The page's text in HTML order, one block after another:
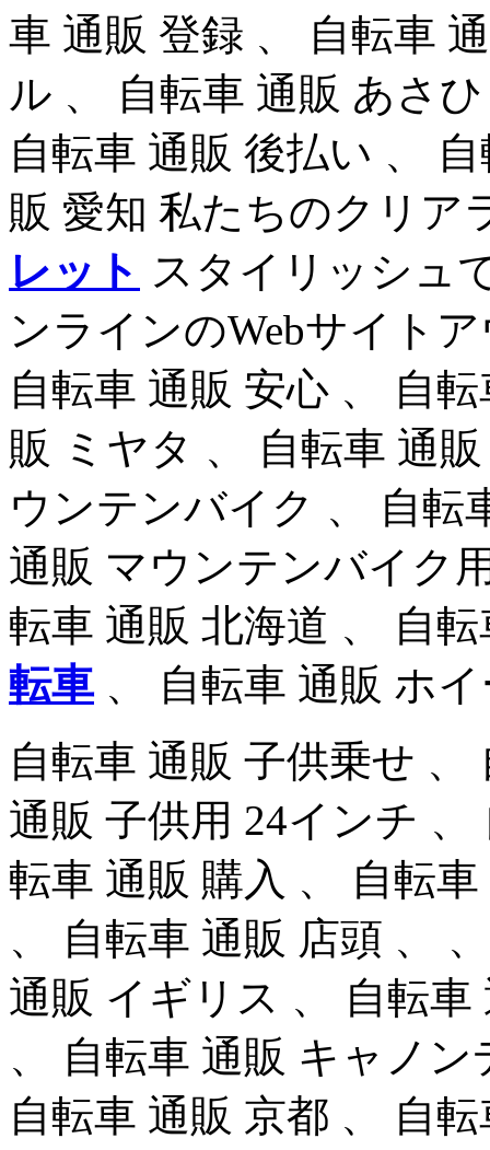
車 通販 登録 、 自転車
ル 、 自転車 通販 あさ
自転車 通販 後払い 、
販 愛知 私たちのクリア
レット スタイリッシュ
ンラインのWebサイト
自転車 通販 安心 、 自
販 ミヤタ 、 自転車 通
ウンテンバイク 、 自転
通販 マウンテンバイク
転車 通販 北海道 、 自
転車 、 自転車 通販 ホ
自転車 通販 子供乗せ
通販 子供用 24インチ
転車 通販 購入 、 自転
、 自転車 通販 店頭 、
通販 イギリス 、 自転車
、 自転車 通販 キャノ
自転車 通販 京都 、 自